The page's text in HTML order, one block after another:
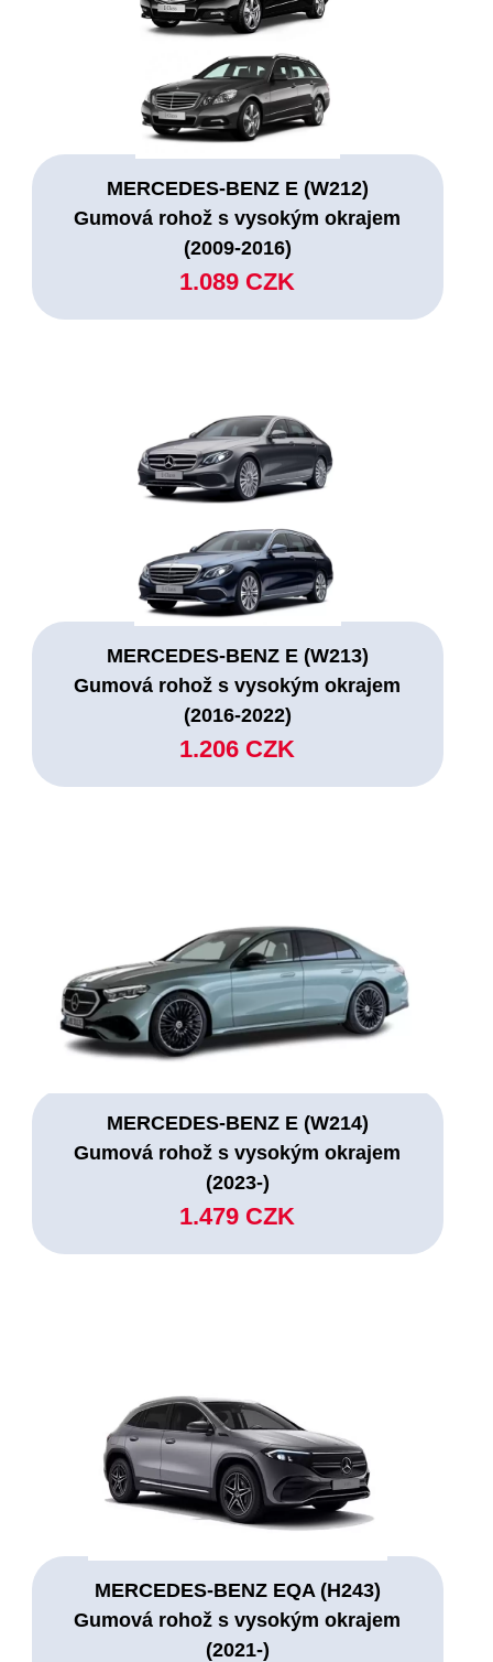
MERCEDES-BENZ E (W212)
Gumová rohož s vysokým okrajem
(2009-2016)
1.089 CZK
MERCEDES-BENZ E (W213)
Gumová rohož s vysokým okrajem
(2016-2022)
1.206 CZK
MERCEDES-BENZ E (W214)
Gumová rohož s vysokým okrajem
(2023-)
1.479 CZK
MERCEDES-BENZ EQA (H243)
Gumová rohož s vysokým okrajem
(2021-)